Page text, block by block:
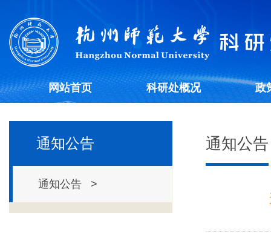
网站首页 科研处概况 政
通知公告
通知公告 >
通知公告